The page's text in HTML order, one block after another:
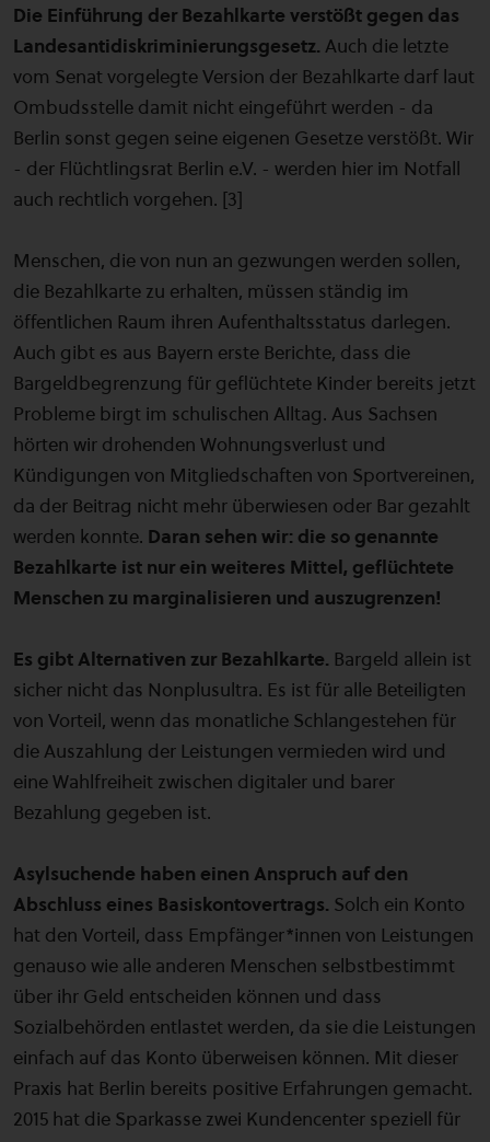
Die Einführung der Bezahlkarte verstößt gegen das
Landesantidiskriminierungsgesetz. Auch die letzte
vom Senat vorgelegte Version der Bezahlkarte darf laut
Ombudsstelle damit nicht eingeführt werden - da
Berlin sonst gegen seine eigenen Gesetze verstößt. Wir
- der Flüchtlingsrat Berlin e.V. - werden hier im Notfall
auch rechtlich vorgehen. [3]
Menschen, die von nun an gezwungen werden sollen,
die Bezahlkarte zu erhalten, müssen ständig im
öffentlichen Raum ihren Aufenthaltsstatus darlegen.
Auch gibt es aus Bayern erste Berichte, dass die
Bargeldbegrenzung für geflüchtete Kinder bereits jetzt
Probleme birgt im schulischen Alltag. Aus Sachsen
hörten wir drohenden Wohnungsverlust und
Kündigungen von Mitgliedschaften von Sportvereinen,
da der Beitrag nicht mehr überwiesen oder Bar gezahlt
werden konnte. Daran sehen wir: die so genannte
Bezahlkarte ist nur ein weiteres Mittel, geflüchtete
Menschen zu marginalisieren und auszugrenzen!
Es gibt Alternativen zur Bezahlkarte. Bargeld allein ist
sicher nicht das Nonplusultra. Es ist für alle Beteiligten
von Vorteil, wenn das monatliche Schlangestehen für
die Auszahlung der Leistungen vermieden wird und
eine Wahlfreiheit zwischen digitaler und barer
Bezahlung gegeben ist.
Asylsuchende haben einen Anspruch auf den
Abschluss eines Basiskontovertrags. Solch ein Konto
hat den Vorteil, dass Empfänger*innen von Leistungen
genauso wie alle anderen Menschen selbstbestimmt
über ihr Geld entscheiden können und dass
Sozialbehörden entlastet werden, da sie die Leistungen
einfach auf das Konto überweisen können. Mit dieser
Praxis hat Berlin bereits positive Erfahrungen gemacht.
2015 hat die Sparkasse zwei Kundencenter speziell für